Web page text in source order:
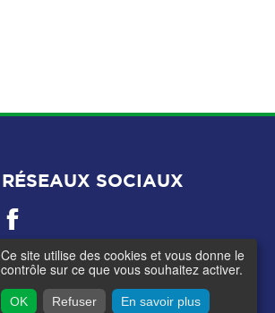
RÉSEAUX SOCIAUX
Ce site utilise des cookies et vous donne le
contrôle sur ce que vous souhaitez activer.
OK Refuser En savoir plus